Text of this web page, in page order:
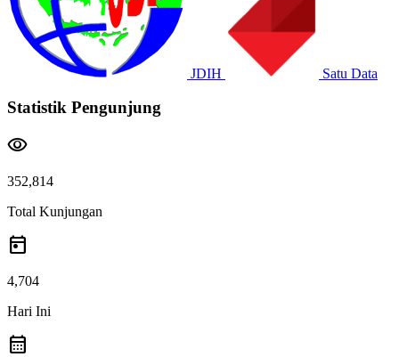
JDIH Satu Data
Statistik Pengunjung
visibility
352,814
Total Kunjungan
today
4,704
Hari Ini
calendar_month